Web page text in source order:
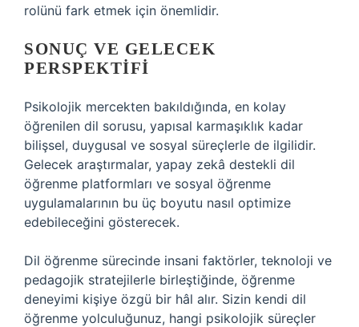
rolünü fark etmek için önemlidir.
SONUÇ VE GELECEK
PERSPEKTIFI
Psikolojik mercekten bakıldığında, en kolay
öğrenilen dil sorusu, yapısal karmaşıklık kadar
bilişsel, duygusal ve sosyal süreçlerle de ilgilidir.
Gelecek araştırmalar, yapay zekâ destekli dil
öğrenme platformları ve sosyal öğrenme
uygulamalarının bu üç boyutu nasıl optimize
edebileceğini gösterecek.
Dil öğrenme sürecinde insani faktörler, teknoloji ve
pedagojik stratejilerle birleştiğinde, öğrenme
deneyimi kişiye özgü bir hâl alır. Sizin kendi dil
öğrenme yolculuğunuz, hangi psikolojik süreçler